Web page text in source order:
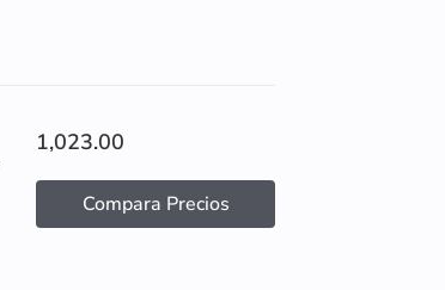
1,023.00
Compara Precios